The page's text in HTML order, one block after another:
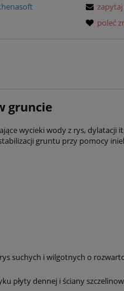
poleć
gruncie
wycieki wody z rys, dylatacji
gruntu przy pomocy
suchych i wilgotnych o
płyty dennej i ściany